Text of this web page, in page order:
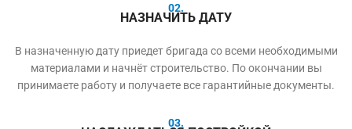
02.
НАЗНАЧИТЬ ДАТУ
В назначенную дату приедет бригада со всеми необходимыми
материалами и начнёт строительство. По окончании вы
принимаете работу и получаете все гарантийные документы.
03.